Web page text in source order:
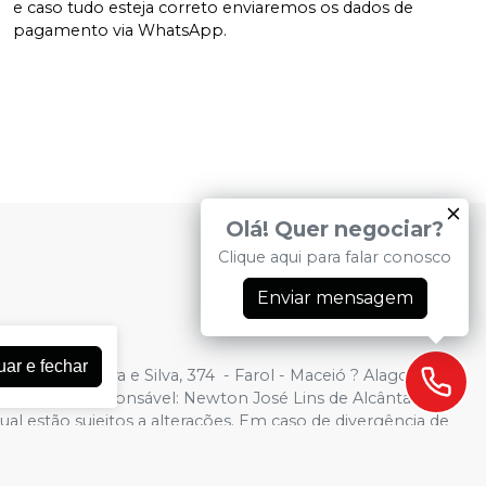
Olá! Quer negociar?
Clique aqui para falar conosco
Enviar mensagem
e caso tudo esteja correto enviaremos os dados de
pagamento via WhatsApp.
e Silva, 374 - Farol - Maceió ? Alagoas -
responsável: Newton José Lins de Alcântara
estão sujeitos a alterações. Em caso de divergência de
e fechar